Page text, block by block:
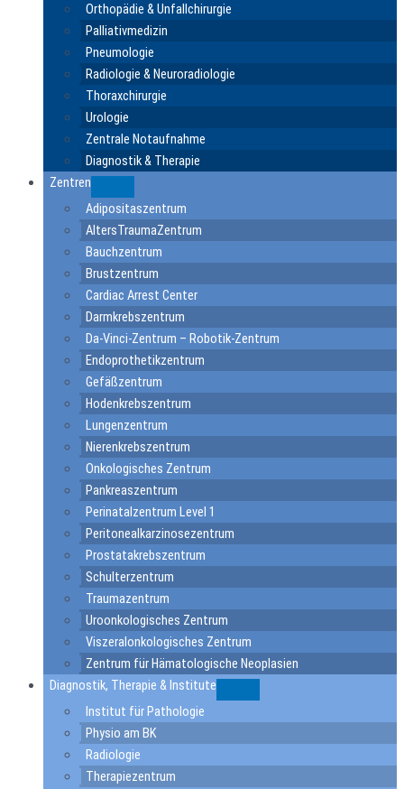
Orthopädie & Unfallchirurgie
Palliativmedizin
Pneumologie
Radiologie & Neuroradiologie
Thoraxchirurgie
Urologie
Zentrale Notaufnahme
Diagnostik & Therapie
Zentren
Adipositaszentrum
AltersTraumaZentrum
Bauchzentrum
Brustzentrum
Cardiac Arrest Center
Darmkrebszentrum
Da-Vinci-Zentrum – Robotik-Zentrum
Endoprothetikzentrum
Gefäßzentrum
Hodenkrebszentrum
Lungenzentrum
Nierenkrebszentrum
Onkologisches Zentrum
Pankreaszentrum
Perinatalzentrum Level 1
Peritonealkarzinosezentrum
Prostatakrebszentrum
Schulterzentrum
Traumazentrum
Uroonkologisches Zentrum
Viszeralonkologisches Zentrum
Zentrum für Hämatologische Neoplasien
Diagnostik, Therapie & Institute
Institut für Pathologie
Physio am BK
Radiologie
Therapiezentrum